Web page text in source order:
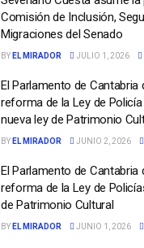
Comisión de Inclusión,
Migraciones del Senado
BY EL MIRADOR JULIO 1, 2026
El Parlamento de Cantabria
reforma de la Ley de
nueva ley de Patrimonio
BY EL MIRADOR JUNIO 2, 2026
El Parlamento de Cantabria
reforma de la Ley de
de Patrimonio Cultural
BY EL MIRADOR JUNIO 1, 2026